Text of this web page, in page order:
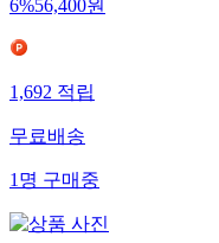
6%56,400원
1,692적립
무료배송
1명구매중